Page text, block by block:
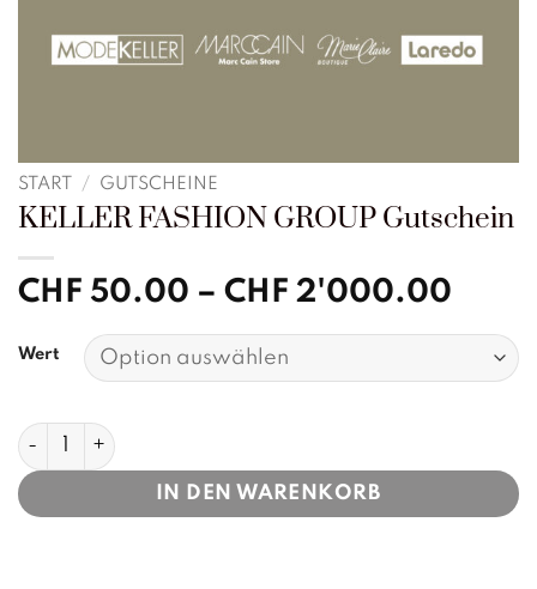
START / GUTSCHEINE
KELLER FASHION GROUP Gutschein
CHF 50.00 – CHF 2'000.00
bis
CHF
Wert
KELLER FASHION GROUP Gutschein Menge
IN DEN WARENKORB